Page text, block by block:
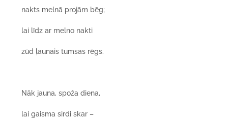
nakts melnā projām bēg;
lai līdz ar melno nakti
zūd ļaunais tumsas rēgs.
Nāk jauna, spoža diena,
lai gaisma sirdi skar –